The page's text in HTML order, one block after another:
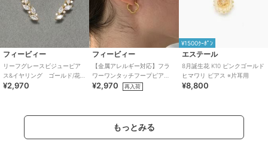
フィービィー
リーフグレースビジューピア
ス&イヤリング ゴールド/花モ
チーフ
¥2,970
フィービィー
【金属アレルギー対応】フラ
ワーワンタッチフープピア
ス ゴールド/サージカルステ
¥2,970 再入荷
¥1500ｸｰﾎﾟﾝ
エステール
8月誕生花 K10 ピンクゴールド
ヒマワリ ピアス ※片耳用
¥8,800
もっとみる